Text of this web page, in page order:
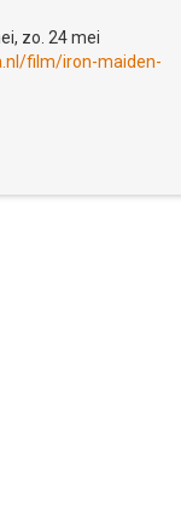
verhoudt ten
nog makkelijker
gevolgd of
standaard weet
Europees
zo. 24 mei
film/iron-maiden-